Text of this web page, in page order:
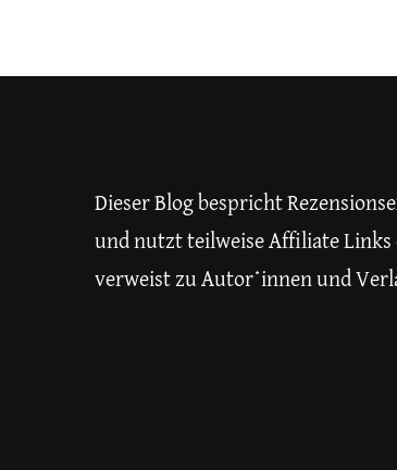
Dieser Blog bespricht
und nutzt teilweise Affiliate Links
verweist zu Autor*innen und